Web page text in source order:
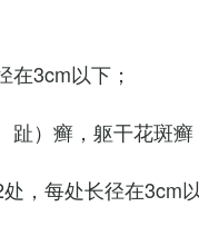
在3cm以下；
趾）癣，躯干花斑癣
，每处长径在3cm以